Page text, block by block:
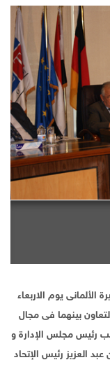
الألمانى يوم الاربعاء
بينهما فى مجال
رئيس مجلس الإدارة و
العزيز رئيس الإتحاد